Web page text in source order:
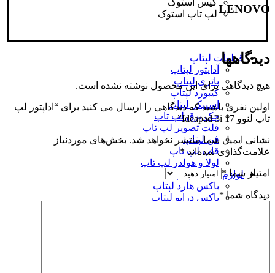
کیس استوک
لپ تاپ استوک
قطعات لپتاپ
آداپتور لپتاپ
باتری لپتاپ
کیبورد لپتاپ
اسپیکر لپتاپ
جک برق لپ تاپ
فلت تصویر لپ تاپ
فن لپتاپ
قاب لپ تاپ
لولا و هولدر لپ تاپ
لوازم جانبی لپتاپ
باکس هارد لپتاپ
باکس درایو لپتاپ
LENOVO
دیدگاهها
هیچ دیدگاهی برای این محصول نوشته نشده است.
اولین نفری باشید که دیدگاهی را ارسال می کنید برای “اداپتور لپ
تاپ لنوو Ideapad 3i 17”
نشانی ایمیل شما منتشر نخواهد شد. بخش‌های موردنیاز
علامت‌گذاری شده‌اند *
امتیاز شما*
دیدگاه شما*